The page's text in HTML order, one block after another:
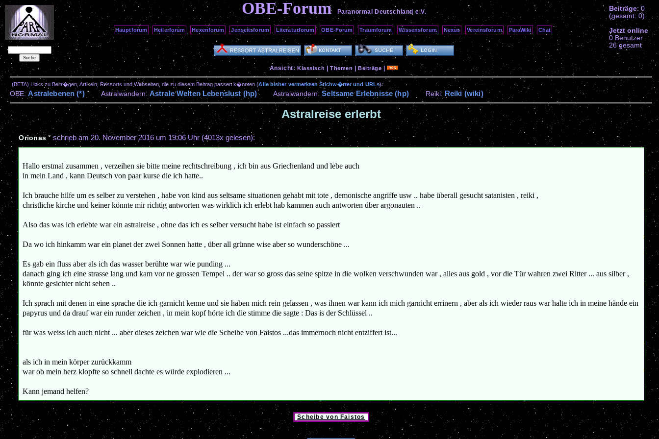
Beiträge: 0
(gesamt: 0)
Jetzt online
0 Benutzer
26 gesamt
OBE-Forum Paranormal Deutschland e.V.
Hauptforum Heilerforum Hexenforum Jenseitsforum Literaturforum OBE-Forum Traumforum Wissensforum Nexus Vereinsforum ParaWiki Chat
Ansicht:Klassisch Themen |Beiträge |
(BETA) Links zu Beitr�gen, Artikeln, Ressorts und Webseiten, die zu diesem Beitrag passen k�nnten (Alle bisher vermerkten Stichw�rter und URLs):
OBE:Astralebenen (*) Astralwandern:Astrale Welten Lebenslust (hp) Astralwandern:Seltsame Erlebnisse (hp) Reiki: Reiki (wiki)
Astralreise erlerbt
Orionas *schrieb am 20. November 2016 um 19:06 Uhr (4013x gelesen):
Hallo erstmal zusammen , verzeihen sie bitte meine rechtschreibung , ich bin aus Griechenland und lebe auch
in mein Land , kann Deutsch von paar kurse die ich hatte..
Ich brauche hilfe um es selber zu verstehen , habe von kind aus seltsame situationen gehabt mit tote , demonische angriffe usw .. habe überall gesucht satanisten , reiki ,
christliche kirche und keiner könnte mir richtig antworten was wirklich ich erlebt hab kammen auch antworten über argonauten ..
Also das was ich erlebte war ein astralreise , ohne das ich es selber versucht habe ist einfach so passiert
Da wo ich hinkamm war ein planet der zwei Sonnen hatte , über all grünne wise aber so wunderschöne ...
Es gab ein fluss aber als ich das wasser berühte war wie punding ...
danach ging ich eine strasse lang und kam vor ne grossen Tempel .. der war so gross das seine spitze in die wolken verschwunden war , alles aus gold , vor die Tür wahren zwei Ritter ... aus silber ,
könnte gesichter nicht sehen ..
Ich sprach mit denen in eine sprache die ich garnicht kenne und sie haben mich rein gelassen , was ihnen war kann ich mich garnicht errinern , aber als ich wieder raus war halte ich in meine hände ein
papyrus und da drauf war ein runder zeichen , in mein kopf hörte ich die stimme die sagte : Das is der Schlüssel ..
für was weiss ich auch nicht ... aber dieses zeichen war wie die Scheibe von Faistos ...das immernoch nicht entziffert ist...
als ich in mein körper zurückkamm
war ob mein herz klopfte so schnell dachte es würde explodieren ...
Kann jemand helfen?
Scheibe von Faistos